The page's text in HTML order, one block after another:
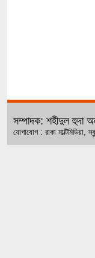
সম্পাদক: শহীদুল হুদা
যোগাযোগ : রাকা